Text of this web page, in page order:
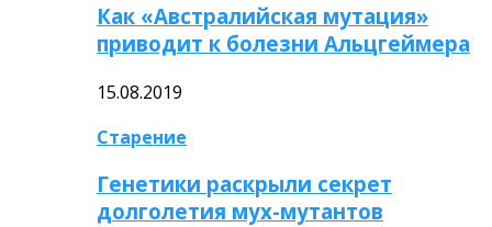
Как «Австралийская мутация»
приводит к болезни Альцгеймера
15.08.2019
Старение
Генетики раскрыли секрет
долголетия мух-мутантов